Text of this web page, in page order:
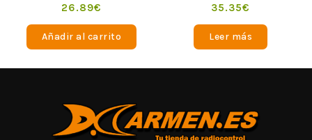
26.89€
Añadir al carrito
35.35€
Leer más